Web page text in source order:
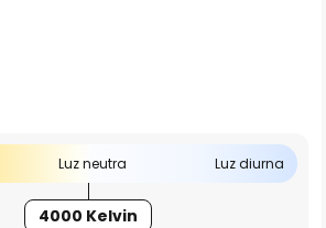
Luz neutra Luz diurna
4000 Kelvin